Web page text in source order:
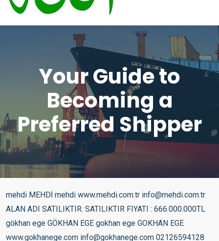
Your Guide to
Becoming a
Preferred Shipper
mehdi MEHDİ mehdi www.mehdi.com.tr info@mehdi.com.tr ALAN ADI SATILIKTIR. SATILIKTIR FIYATI : 666.000.000TL gökhan ege GÖKHAN EGE gokhan ege GOKHAN EGE www.gokhanege.com info@gokhanege.com 02126594128 05519715791 05326964099 Copyright © 2026 AKTİFNET , Bütün hakları saklıdır. Design By GÖKHAN EGE Sponsor By DHL – DHL EXPRESS – İMPORT – MİCRO EXPORT – AKTİF EXPORT – AKTİF PORT – LOJİSTİC – TUNALAR – DORUK GREEN WORLD – ASKICIM Mehdi Muhammed bin Abdullah el-Mehdî ile karıştırılmamalıdır. Mehdî el-Muntazar ile karıştırılmamalıdır. Mehdî (Abbâsî halifesi) ile karıştırılmamalıdır. Mehdî (Fâtımî halifesi) ile karıştırılmamalıdır. “Ya Mehdi” hattı Mehdi (Arapça: ???????), İslam’da ahir zamanda geleceğine ve İslam’ın dünya hakimiyetini gerçekleştireceğine inanılan kurtarıcı kişidir. “Kendisine rehberlik edilen”, Allah tarafından yol gösterilen, hususi ve şahsi bir tarzda Allah’ın hidayetine nail olan (hidayete erdirilen) kişi manasındadır.[1] İnanç Kur’an’da yer almamakla birlikte bazı ayetlerin yorumları, hadisler ve dini önderlerin sözleri üzerinden değişik İslam coğrafyalarında kendisine yer edinmiştir. Mehdi, Mesih, Deccal, Süfyan gibi karakterler erken İslam tarihinde, iktidar olma savaşı veren Kufe merkezli Alioğulları (Ehl-i beyt), Horasan coğrafyasından siyah sancaklı Abbasiler ve Ebu Süfyan soyundan gelen Şam merkezli Ümeyyeoğulları (Emeviler) gibi guruplar arasında, çıkış yerleri olarak o günün güç merkezlerini işaret eden, toplumda kendilerine yer edinme adına, iyi karakterlerin kendi içlerinde, kötü karakterlerin ise rakiplerinde aranması yönünde, haklarında çok sayıda hadis uydurulan,[2][3][4] dönemin dinsel-politik figürleri olarak ortaya çıktılar.[5] Daha sonraki dönemlerde ise birtakım dini guruplar, bu figürlerin gerçek anlamda var olduğuna inandılar ve onları inanç esaslarına dahil ettiler. Bu veya benzer deyim ve tiplemeler İslam dünyasında günümüze kadar devam etmiş, dini guruplar kendi liderlerini mehdi, mesih gibi kurtarıcı, rakiplerini ise deccal, süfyan gibi aşağılayıcı sıfatlarla anmaya devam etmişlerdir.[6][7] O kadar ki, Abbasoğulları veya Alioğullarının Mehdi figürüne rakip olarak, Emeviler, iyi bir karakter olan kurtarıcı Süfyan figürünü ortaya sürdüler. Ancak Abbasi veya Ehli beyt taraftarları kısa sürede yeni hadislerle bu figürü (Süfyan) kötü bir karaktere çevirmeyi ve Emevileri alt etmeyi başardılar.[8] Yine politik-dini bir figür olarak Mesih bir gece sabaha karşı “Emevi başkenti” olan Şamda beyaz Minareye iner,[9] Mehdi ile birlikte namaz kılarlar ve güçlerini birleştirerek deccal ile savaşırlar.[10][11][12] “Mehdilik konusu”, kaynaklarda deccal, süfyan, melhame, ahir zaman ve kıyamet gibi eskatolojik korku mitleri ile birlikte işlenmiştir. İmam Suyutiye göre Ashab-ı Kehf, Mehdi’nin yardımcıları olacaktır. Arapça Arapça: ?????? Çevriyazı al-mahdi Anlamı Doğru yolda olan, hidayete ermiş olan. Kurtarıcı inancı dinler tarihinin ortak paydası olarak görülmektedir.[13] Bazı yazarlar, İslam’daki Mehdî inancının kökenlerini Mecusîlik gibi Fars inançlarında ararken diğer bazıları da bunu Yahudi-Hristiyan geleneğindeki “Mesih” öğretisine alternatif oluşturma amacına bağlarlar.[14] Ancak tarihsel olarak Mecusi inancı daha eskiye dayandığı için, Mesih inancını geliştiren Yahudîler’in de, bu düşüncelerini Babil sürgünü zamanında dönemin etkin dini Mazdeizm’den almış olması muhtemeldir.[kaynak belirtilmeli] Şiiliğin inanç esaslarından sayılan Mehdi inancı, akademik çevrelerde pek fazla itibar edilmese de [15] tarih boyunca olduğu gibi tasavvuf ve tarikat merkezli, kendi liderlerini Mehdi, cemaatlerini de Mehdinin cemaati olarak görmek isteyen Sünni toplumlarında da yaygın kabul ve etki gücüne sahiptir. İslâm tarihinde birçok kişi Mehdi olarak görülmüştür. Bunlardan ilkinin de Ali olduğu ifade edilmektedir.[16] Daha sonra oğlu Muhammed bin Hanefiyye de bir grup tarafından Mehdi olarak kabul edilmiştir.[17] Öte yandan Ömer bin Abdülazîz için de Mehdi sifatının kullanıldığını görmekteyiz.[18] Keza Muhammed en-Nefsüzzekiyye bizzat babası tarafından Mehdi unvanıyla takdim edilmiş ve Mehdi olduğu söylenmiştir. Yine Abbasi halifesi Muhammed el-Mehdî bin Abdullâh Mansûr da babası Mansur tarafından Mehdi olarak sunulmuştur.[19] (Mehdilik iddiasında bulunanlar listesi) Dini kaynaklar Mehdi ile ilgili Kur’anda doğrudan bir ayet bulunmamakla birlikte [20] bazı ayetler mehdiye inanan grup ve kişiler tarafından mehdi veya mehdi devri ile ilişkilendirilir. Mehdi hadisleri Ana madde: Hadis Hadisler Muhammed’in ölümünden sonraki yüzyıllar içerisinde, bir ravi zinciri ile Muhammed’e isnad edilen sözlerin toplanıp yazıya geçirilmesi ile oluşturulan İslam sözlü kültür ürünleridir. Bu sözlerin Muhammed’e aidiyetleri ve dini anlamda güvenilirlikleri değişik tartışmaların konusu olagelmiştir. Mehdi ile ilgili hadislerin oy birliği ile uydurma kabul edilen hadislerden olduğu bazı kaynaklarda kaydedilmektedir.[3] Malik b. Enes, Buhârî ve Müslim’in Mehdi kelimesinin geçtiği rivayetlere yer vermediği de belirtilmektedir.[4] Hadislere göre Mehdi kadar, Mehdi’nin talebeleri de üstün kişilerdir. Her grupta bu üstünlükleri elde edebilmek ve kendi liderinin Mehdi olduğunu ispat edebilmek için binlerce hadis uydurulmuştur. Bu yüzden Mehdi’nin dış görünüşü, yapacakları ve çıkacağı yer hakkında birbiriyle çelişen çok sayıda hadis vardır; Bir hadise göre Mehdi Şam’dan, diğerine göre Kufe’den, bir diğerine göre İstanbul’dan, yine bir başka hadise göre ise Medine’den çıkacaktır.[21] – Horasan tarafından gelen siyah sancaklılara katılın. Onların içinde Allah’ın halifesi Mehdi vardır. (Abbasoğulları) [Hakim, İ.Ahmed, Deylemi] – Bazı hadis rivayetlerine göre Mehdi, ehl-i beyt’tendir ve Fâtıma soyundandır.[22] – Kıyâmetin kopması için zamanda sadece bir günden başka vakit kalmamış da olsa Allah benim Ehl-i Beyt’imden bir zatı gönderecek yeryüzü zulümle dolduğu gibi, o yeryüzünü adaletle dolduracak.[23] -“İnsan ona gelecek ve “ey Mehdi! Bana da ver, bana da ver!” diyecek; Mehdi de onun esvabını taşıyabildiği kadar dolduracaktır.” [24] -Ebu Said El-Hudri’den rivayet edilmiştir; dedi ki: “Peygamberimizden sonra bir hadise baş göstermesinden korktuk ve Resulullah’a sorduk, buyurdu ki: Ümmetimde Mehdi vardır; çıkacak ve beş veya yedi veya dokuz -şübhe eden, ravilerden Zeydi’dir- yaşayacaktır.” (Tirmizî) – Ehl-i beyt’imden bir zat yeryüzüne hakim olmadıkça kıyamet kopmaz. Onun alnı açıktır, kemer burunludur. Yeryüzü zulümle dolu iken, o, Dünya’yı adaletle doldurur. İdaresi yedi yıl sürer. (Müslim) -“Allah Resulu buyurdu: İmamınız aranızda olduğu halde, Meryem oğlu nazıl olduğu zaman haliniz nasıl olacak [25] -“Allah Resulu: Ümmetimden her zaman Kıyamet gününe kadar hak yolunda savaşan bir grup olacak. İsa bin Meryem inecek ve Müslümanların emiri ona söyleyecek: “Namazımızı kıldır” O söyleyecek: “Hayr. Sizlerden bazınız diğerine emirdir. Bununla Allah bu ümmeti üstün etmiştir.”[26] – Ümmetim yağmur gibidir, sonu mu, yoksa başlangıcı mı hayırlıdır, bilinmez. Evveli ben, ortası Mehdi ve sonu Mesih olan bir ümmet, asla helâk olmaz. (Tirmizî) Ayrıca bakınız: Mesih, Deccal ve Süfyan Tarihsel gelişim Mehdi deyimi “bir inanç olarak” tarihte ilk kez Keysanilik hareketinde ilk imam olarak bilinen Ali’nin oğlu Muhammed bin el-Hânifîyye için kullanılmıştır. Ayrıca Haris b. Süreyye, Abdullah bin Zübeyr, Ali’nin kölesi Keysan, oğlu Hüseyin, Abdullah bin Zübeyr, Muhtar es Sakafiye bağlı Ali, Emevi halifesi Süleyman bin Abdülmelik ve Yezid’in oğlu Ebu Muhammed için de mehdilik iddia veya isnadları bulunmaktadır.[14] Ayrıca Mehdilik İbrahim’e, Muhammed’e, Dört Büyük Halife’ye ve Abbasiler’in 34. halifesi olan Nasır’a da atfedilen sıfatlardandır.[kaynak belirtilmeli] Emeviler’in son döneminde Mehdi inanışı yayılmıştır. Abbasiler bu inanıştan istifade ederek Emeviler ile mücadele etmiştir. Bu durum Abbasilerin 3. halifesi olan Muhammed ibn Mansûr’a da “el-Mehdi” lâkabı ile yansıtılmıştır. Müslümanlar, değişik kurtarıcı fikirlerinden etkilenmiş olsalar da, kendi sosyal şartlarına uygun olarak farklı bir Mehdî profili (veya profilleri) ortaya koydular. Şiî önderler yeni bir kurtarıcı beklemek yerine, On İkinci İmam’ın ölmeyip Gayba’ya girdiği ve ileride yeniden ortaya çıkacağını ileri sürdüler. Şiîlikte Mehdîlik iddiaları, ileride gelecek bir Şiî hükûmetin sembolü olarak kullanılmaktaydı. Fakat sonraları Şiî ekol Mehdî’yi gerçek manada anladı ve İmamiye kolu onu beklemeyi bir inanç esası haline getirdi. Mehdî’ye birçok vasıflar yükleyerek, hakkında rivayetler uydurdular.[27] Yüzlerce sayı ile ifade edilebilecek bu rivayetler günümüzde sünnni kesim tarafından da makbul sayılan pek çok kaynakta yer almaktadır. İnanç hicri 3. Yüzyılın sonlarından itibaren İslam dünyasına yerleşmiştir. Mehdicilik hareketleri İbn Tumart, Tevhid’e ağırlık veren ve Malikî mezhebini eleştiren hareketi başlatarak 1121’de kendini Mehdi ilan etmiş ve Murabıtları yıkmayı amaçlamıştır. 1130’de İbn Tumart ölmüş ve ardından Abdül Mumin tarafından Muvahhidler kurulmuştur. Dünyada Mehdîci hareketlere dayanan diğer isyanların meydana geldiği ülkeler ve yılları; Kuzey Nijerya (1804), Hindistan (1820, 1828 ve 1880), Java (1825), İran (1844), Cezayir (1849, 1860 ve 1879), Senegal (1854), Sudan (1881) ve Somali. Osmanlı’da Mehdîci hareketler olarak kabul edilen Rafızî isyanları önemli yer tutmaktadır. Bu hareketlerin ilk örnekleri 1240 yılındaki Babai Ayaklanması, son örneği ise 1665 tarihindeki Seyyid Abdullah isyanıdır. 1511 deki Şahkulu isyanı, 1520’de Bozoklu Celal ve 1527 tarihli Şah Kalender isyanları ihtilalci Mehdîci hareketlerin önemlileri olup 1525-1528 tarihleri arasında Adana ve Orta Anadolu’da ortaya çıkan küçük çaplı hareketler de vardır. İsyan önderlerinin tamamına yakını, müritleri tarafından şeyh olarak görülen, kendilerini Mehdî ilan etmeden evvel, bir mağaraya çekilerek uzun bir süre inziva hayatı yaşayan, inzivadan çıktıktan sonra Allah ile temas kurduklarını ve O’nun kendisini görevlendirdiğini açıklayarak ayaklanmayı başlatan kişilerden oluşur. Osmanlı p